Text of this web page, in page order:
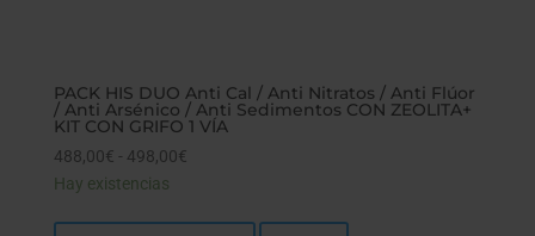
PACK HIS DUO Anti Cal / Anti Nitratos / Anti Flúor
/ Anti Arsénico / Anti Sedimentos CON ZEOLITA+
KIT CON GRIFO 1 VÍA
488,00€ - 498,00€
Hay existencias